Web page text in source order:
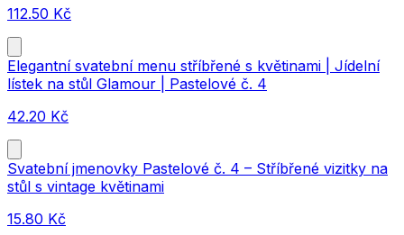
112.50 Kč
Elegantní svatební menu stříbřené s květinami | Jídelní
lístek na stůl Glamour | Pastelové č. 4
42.20 Kč
Svatební jmenovky Pastelové č. 4 – Stříbřené vizitky na
stůl s vintage květinami
15.80 Kč